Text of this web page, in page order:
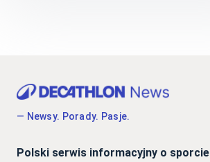
— Newsy. Porady. Pasje.
Polski serwis informacyjny o sporcie